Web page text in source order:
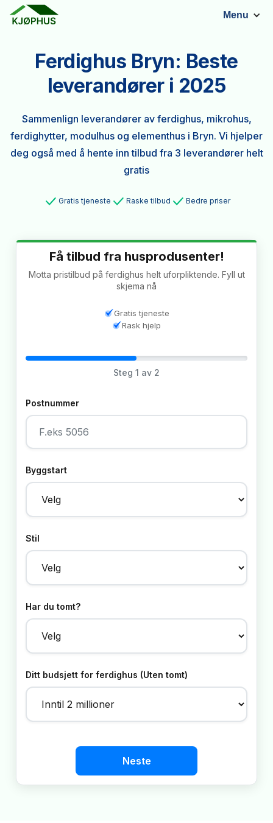
Menu
Ferdighus Bryn: Beste
leverandører i 2025
Sammenlign leverandører av ferdighus, mikrohus,
ferdighytter, modulhus og elementhus i Bryn. Vi hjelper
deg også med å hente inn tilbud fra 3 leverandører helt
gratis
Gratis tjeneste Raske tilbud Bedre priser
Få tilbud fra husprodusenter!
Motta pristilbud på ferdighus helt uforpliktende. Fyll ut
skjema nå
Gratis tjeneste
Rask hjelp
Steg 1 av 2
Postnummer
Byggstart
Stil
Har du tomt?
Ditt budsjett for ferdighus (Uten tomt)
Neste